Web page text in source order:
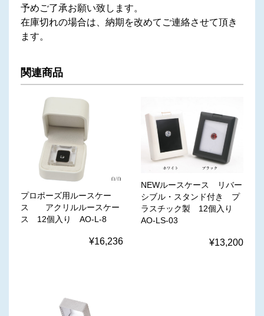
予めご了承お願い致します。
在庫切れの場合は、納期を改めてご連絡させて頂き
ます。
関連商品
プロポーズ用ルースケー
ス アクリルルースケー
ス 12個入り AO-L-8
¥16,236
NEWルースケース リバー
シブル・スタンド付き プ
ラスチック製 12個入り
AO-LS-03
¥13,200